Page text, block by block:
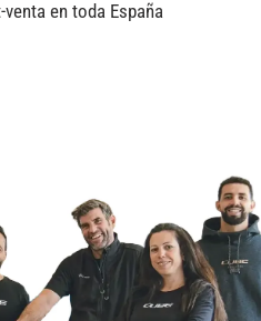
en toda España